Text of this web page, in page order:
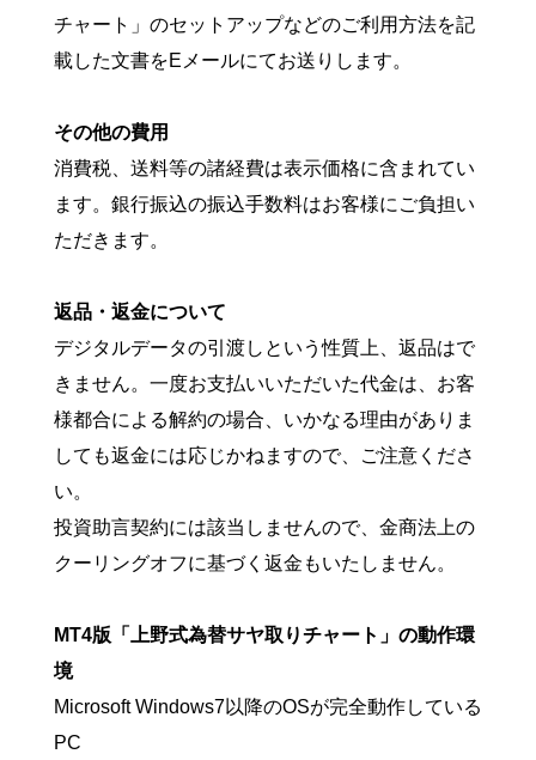
チャート」のセットアップなどのご利用方法を記
載した文書をEメールにてお送りします。
その他の費用
消費税、送料等の諸経費は表示価格に含まれてい
ます。銀行振込の振込手数料はお客様にご負担い
ただきます。
返品・返金について
デジタルデータの引渡しという性質上、返品はで
きません。一度お支払いいただいた代金は、お客
様都合による解約の場合、いかなる理由がありま
しても返金には応じかねますので、ご注意くださ
い。
投資助言契約には該当しませんので、金商法上の
クーリングオフに基づく返金もいたしません。
MT4版「上野式為替サヤ取りチャート」の動作環
境
Microsoft Windows7以降のOSが完全動作している
PC